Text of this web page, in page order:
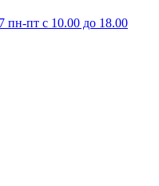
пн-пт с 10.00 до 18.00